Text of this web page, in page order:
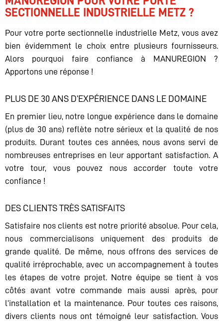
SECTIONNELLE INDUSTRIELLE METZ ?
Pour votre porte sectionnelle industrielle Metz, vous avez
bien évidemment le choix entre plusieurs fournisseurs.
Alors pourquoi faire confiance à MANUREGION ?
Apportons une réponse !
PLUS DE 30 ANS D’EXPÉRIENCE DANS LE DOMAINE
En premier lieu, notre longue expérience dans le domaine
(plus de 30 ans) reflète notre sérieux et la qualité de nos
produits. Durant toutes ces années, nous avons servi de
nombreuses entreprises en leur apportant satisfaction. A
votre tour, vous pouvez nous accorder toute votre
confiance !
DES CLIENTS TRÈS SATISFAITS
Satisfaire nos clients est notre priorité absolue. Pour cela,
nous commercialisons uniquement des produits de
grande qualité. De même, nous offrons des services de
qualité irréprochable, avec un accompagnement à toutes
les étapes de votre projet. Notre équipe se tient à vos
côtés avant votre commande mais aussi après, pour
l’installation et la maintenance. Pour toutes ces raisons,
divers clients nous ont témoigné leur satisfaction. Vous